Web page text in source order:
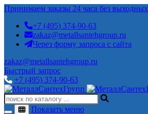
Принимаем заказы 24 часа без выходных
+7 (495) 374-90-63
zakaz@metallsantehgroup.ru
Через форму запроса с сайта
zakaz@metallsantehgroup.ru
Быстрый запрос
+7 (495) 374-90-63
Показать меню